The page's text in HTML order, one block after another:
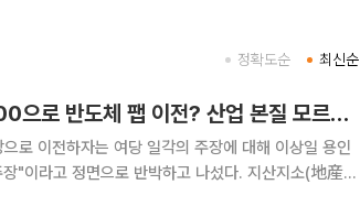
최신순
정확도순
이상일 용인시장 "지산지소·RE100으로 반도체 팹 이전? 산업 본질 모르는 1차원 주장"
로 이전하자는 여당 일각의 주장에 대해 이상일 용인
"이라고 정면으로 반박하고 나섰다. 지산지소(地産